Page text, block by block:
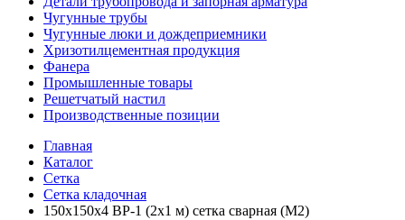
Чугунные трубы
Чугунные люки и дождеприемники
Хризотилцементная продукция
Фанера
Промышленные товары
Решетчатый настил
Производственные позиции
Главная
Каталог
Сетка
Сетка кладочная
150х150х4 ВР-1 (2х1 м) сетка сварная (М2)